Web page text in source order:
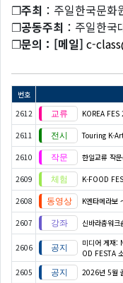
❐주최 ：주일한국문화
❐공동주최 ：주일한국
❐문의 ：[메일] c-
번호
2612
KOREA
2611 Touring K-
2610 한일교류 작
2609 K-FOOD
2608 K엔타메라보
2607 신바라춤워크
2606
미디어 게재:
OD FESTA
2605 2026년 5월